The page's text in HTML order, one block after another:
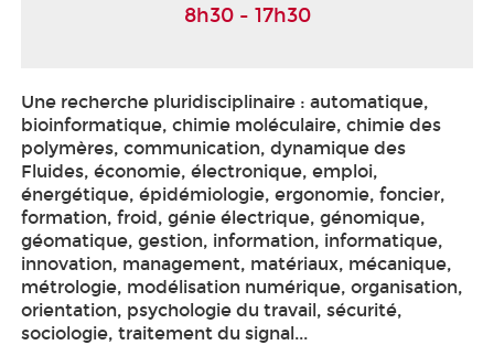
8h30 - 17h30
Une recherche pluridisciplinaire : automatique,
bioinformatique, chimie moléculaire, chimie des
polymères, communication, dynamique des
Fluides, économie, électronique, emploi,
énergétique, épidémiologie, ergonomie, foncier,
formation, froid, génie électrique, génomique,
géomatique, gestion, information, informatique,
innovation, management, matériaux, mécanique,
métrologie, modélisation numérique, organisation,
orientation, psychologie du travail, sécurité,
sociologie, traitement du signal...